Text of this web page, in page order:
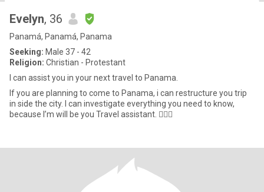
Evelyn, 36
Panamá, Panamá, Panama
Seeking: Male 37 - 42
Religion: Christian - Protestant
I can assist you in your next travel to Panama.
If you are planning to come to Panama, i can restructure you trip
in side the city. I can investigate everything you need to know,
because I’m will be you Travel assistant. 🙋🏾‍♀️